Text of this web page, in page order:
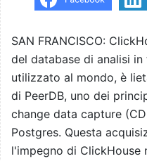
SAN FRANCISCO:
del database di analisi
utilizzato al mondo, è
di PeerDB, uno dei
change data capture
Postgres. Questa
l'impegno di